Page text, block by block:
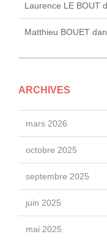
Laurence LE BOUT
Matthieu BOUET
ARCHIVES
mars 2026
octobre 2025
septembre 2025
juin 2025
mai 2025